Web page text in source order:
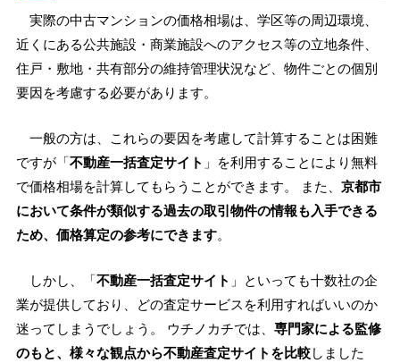
実際の中古マンションの価格相場は、学区等の周辺環境、
近くにある公共施設・商業施設へのアクセス等の立地条件、
住戸・敷地・共有部分の維持管理状況など、物件ごとの個別
要因を考慮する必要があります。
一般の方は、これらの要因を考慮して計算することは困難
ですが「不動産一括査定サイト 」を利用することにより無料
で価格相場を計算してもらうことができます。 また、 京都市
において条件が類似する過去の取引物件の情報も入手できる
ため、価格算定の参考にできます。
しかし、「不動産一括査定サイト 」といっても十数社の企
業が提供しており、どの査定サービスを利用すればいいのか
迷ってしまうでしょう。 ウチノカチでは、 専門家による監修
のもと、様々な観点から不動産査定サイトを比較しました